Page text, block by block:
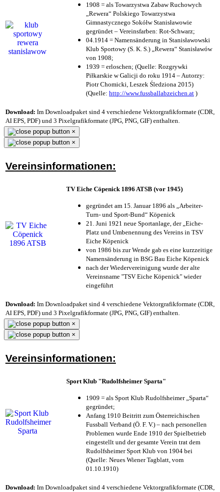
1908 = als Towarzystwa Zabaw Ruchowych
„Rewera“ Polskiego Towarzystwa
Gimnastycznego Sokółw Stanisławowie
gegründet – Vereinsfarben: Rot-Schwarz;
04.1914 = Namensänderung in Stanisławowski
Klub Sportowy (S. K. S.) „Rewera“ Stanisławów
von 1908;
1939 = erloschen; (Quelle: Rozgrywki
Piłkarskie w Galicji do roku 1914 – Autorzy:
Piotr Chomicki, Leszek Śledziona 2015)
(Quelle: http://www.fussballabzeichen.at )
Download: Im Downloadpaket sind 4 verschiedene Vektorgrafikformate (CDR,
AI EPS, PDF) und 3 Pixelgrafikformate (JPG, PNG, GIF) enthalten.
×
×
Vereinsinformationen:
TV Eiche Cöpenick 1896 ATSB (vor 1945)
gegründet am 15. Januar 1896 als „Arbeiter-
Turn- und Sport-Bund“ Köpenick
21. Juni 1921 neue Sportanlage, der „Eiche-
Platz und Umbenennung des Vereins in TSV
Eiche Köpenick
von 1986 bis zur Wende gab es eine kurzzeitige
Namensänderung in BSG Bau Eiche Köpenick
nach der Wiedervereinigung wurde der alte
Vereinsname "TSV Eiche Köpenick" wieder
eingeführt
Download: Im Downloadpaket sind 4 verschiedene Vektorgrafikformate (CDR,
AI EPS, PDF) und 3 Pixelgrafikformate (JPG, PNG, GIF) enthalten.
×
×
Vereinsinformationen:
Sport Klub "Rudolfsheimer Sparta"
1909 = als Sport Klub Rudolfsheimer „Sparta“
gegründet;
Anfang 1910 Beitritt zum Österreichischen
Fussball Verband (Ö. F. V.) – nach personellen
Problemen wurde Ende 1910 der Spielbetrieb
eingestellt und der gesamte Verein trat dem
Rudolfsheimer Sport Klub von 1904 bei
(Quelle: Neues Wiener Tagblatt, vom
01.10.1910)
Download: Im Downloadpaket sind 4 verschiedene Vektorgrafikformate (CDR,